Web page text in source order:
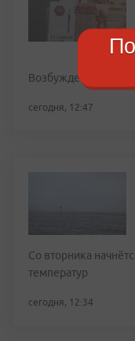
Возбуждено
сегодня, 12:47
Со вторника
температур
сегодня, 12:34